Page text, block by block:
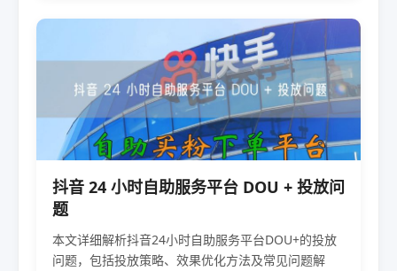
抖音 24 小时自助服务平台 DOU + 投放问
题
本文详细解析抖音24小时自助服务平台DOU+的投放
问题，包括投放策略、效果优化方法及常见问题解